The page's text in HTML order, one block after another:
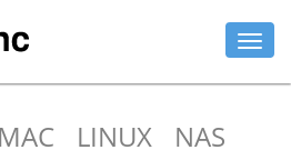
MAC LINUX
NAS